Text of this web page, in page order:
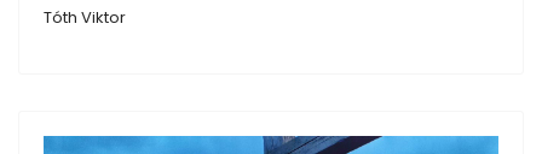
Tóth Viktor